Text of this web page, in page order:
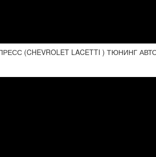
(CHEVROLET LACETTI ) ТЮНИНГ